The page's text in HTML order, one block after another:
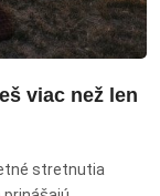
viac než len